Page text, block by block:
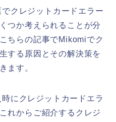
クレジットカードエラー
つか考えられることが分
ちらの記事でMikomiでク
する原因とその解決策を
ます。
にクレジットカードエラ
れからご紹介するクレジ